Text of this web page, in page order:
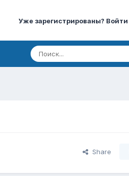
Уже зарегистрированы? Войти
Share